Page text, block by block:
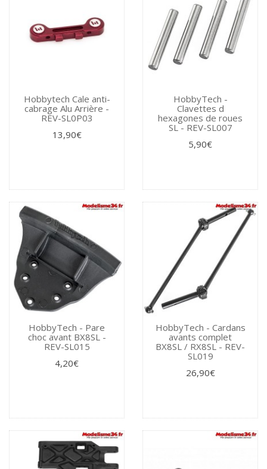
Hobbytech Cale anti-
cabrage Alu Arrière -
REV-SL0P03
13,90€
HobbyTech -
Clavettes d
hexagones de roues
SL - REV-SL007
5,90€
HobbyTech - Pare
choc avant BX8SL -
REV-SL015
4,20€
HobbyTech - Cardans
avants complet
BX8SL / RX8SL - REV-
SL019
26,90€